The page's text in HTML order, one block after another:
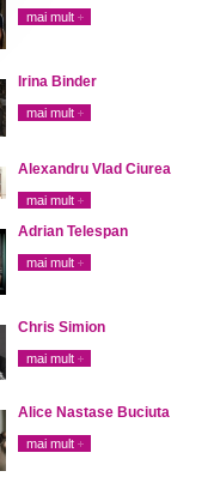
mai mult
Irina Binder
mai mult
Alexandru Vlad Ciurea
mai mult
Adrian Telespan
mai mult
Chris Simion
mai mult
Alice Nastase Buciuta
mai mult